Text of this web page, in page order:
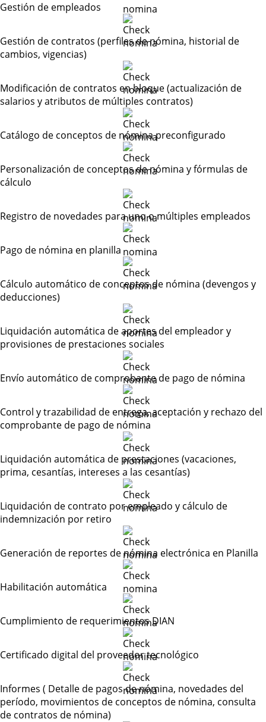
Gestión de empleados
Gestión de contratos (perfiles de nómina, historial de
cambios, vigencias)
Modificación de contratos en bloque (actualización de
salarios y atributos de múltiples contratos)
Catálogo de conceptos de nómina preconfigurado
Personalización de conceptos de nómina y fórmulas de
cálculo
Registro de novedades para uno o múltiples empleados
Pago de nómina en planilla
Cálculo automático de conceptos de nómina (devengos y
deducciones)
Liquidación automática de aportes del empleador y
provisiones de prestaciones sociales
Envío automático de comprobante de pago de nómina
Control y trazabilidad de entrega, aceptación y rechazo del
comprobante de pago de nómina
Liquidación automática de prestaciones (vacaciones,
prima, cesantías, intereses a las cesantías)
Liquidación de contrato por empleado y cálculo de
indemnización por retiro
Generación de reportes de nómina electrónica en Planilla
Habilitación automática
Cumplimiento de requerimientos DIAN
Certificado digital del proveedor tecnológico
Informes ( Detalle de pagos de nómina, novedades del
período, movimientos de conceptos de nómina, consulta
de contratos de nómina)